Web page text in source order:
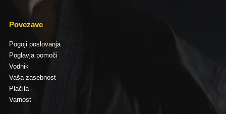
Povezave
Pogoji poslovanja
Poglavja pomoči
Vodnik
Vaša zasebnost
Plačila
Varnost